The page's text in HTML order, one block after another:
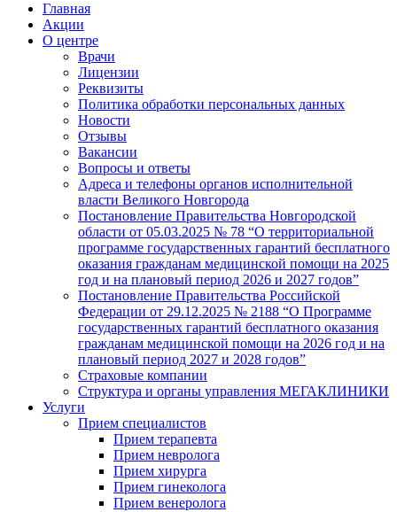
Главная
Акции
О центре
Врачи
Лицензии
Реквизиты
Политика обработки персональных данных
Новости
Отзывы
Вакансии
Вопросы и ответы
Адреса и телефоны органов исполнительной
власти Великого Новгорода
Постановление Правительства Новгородской
области от 05.03.2025 № 78 “О территориальной
программе государственных гарантий бесплатного
оказания гражданам медицинской помощи на 2025
год и на плановый период 2026 и 2027 годов”
Постановление Правительства Российской
Федерации от 29.12.2025 № 2188 “О Программе
государственных гарантий бесплатного оказания
гражданам медицинской помощи на 2026 год и на
плановый период 2027 и 2028 годов”
Страховые компании
Структура и органы управления МЕГАКЛИНИКИ
Услуги
Прием специалистов
Прием терапевта
Прием невролога
Прием хирурга
Прием гинеколога
Прием венеролога